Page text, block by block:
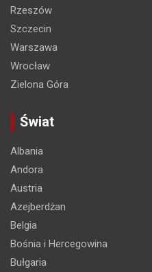
Rzeszów
Szczecin
Warszawa
Wrocław
Zielona Góra
Świat
Albania
Andora
Austria
Azejberdżan
Belgia
Bośnia i Hercegowina
Bułgaria